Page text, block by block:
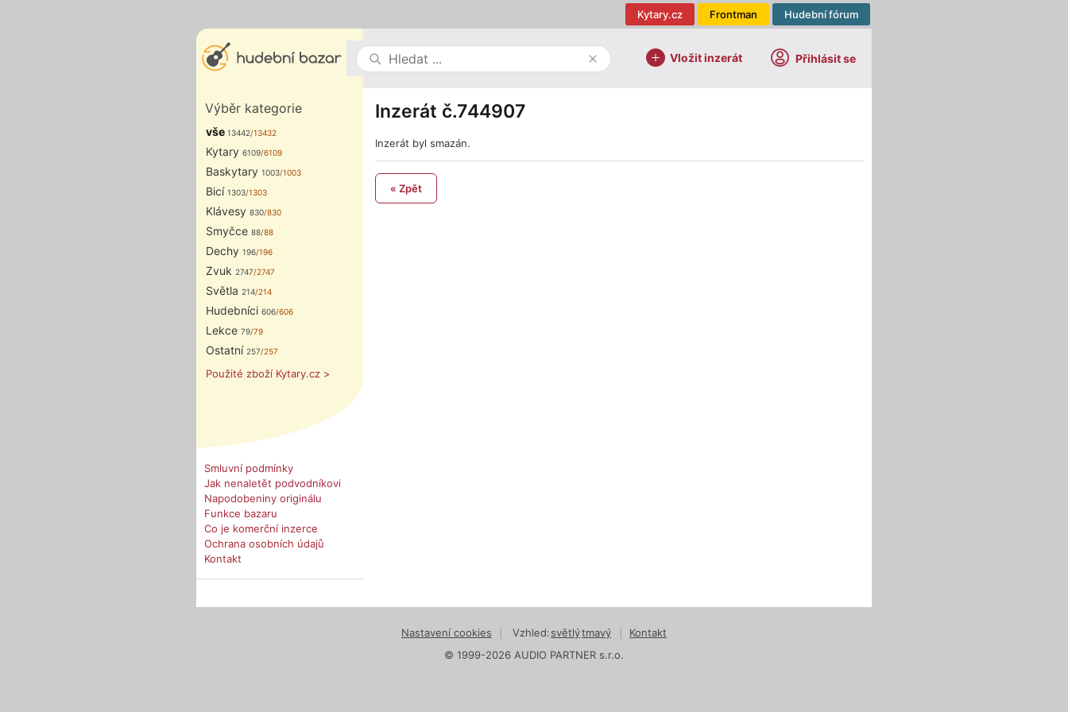
Hudební fórum
Frontman
Kytary.cz
Vložit inzerát Přihlásit se
Výběr kategorie
vše 13442/13432
Kytary 6109/6109
Baskytary 1003/1003
Bicí 1303/1303
Klávesy 830/830
Smyčce 88/88
Dechy 196/196
Zvuk 2747/2747
Světla 214/214
Hudebníci 606/606
Lekce 79/79
Ostatní 257/257
Použité zboží Kytary.cz >
Smluvní podmínky
Jak nenaletět podvodníkovi
Napodobeniny originálu
Funkce bazaru
Co je komerční inzerce
Ochrana osobních údajů
Kontakt
Inzerát č.744907
Inzerát byl smazán.
« Zpět
Nastavení cookies Vzhled:světlýtmavý
Kontakt
© 1999-2026 AUDIO PARTNER s.r.o.